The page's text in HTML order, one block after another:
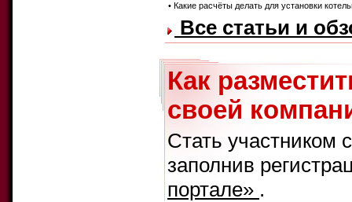
• Какие расчёты делать для установки
Все статьи и
Как
своей
Стать участником
заполнив
портале» .